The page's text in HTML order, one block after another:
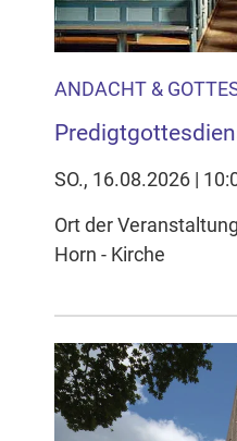
ANDACHT &
SO., 16.08.2026 |
Ort der
Horn - Kirche